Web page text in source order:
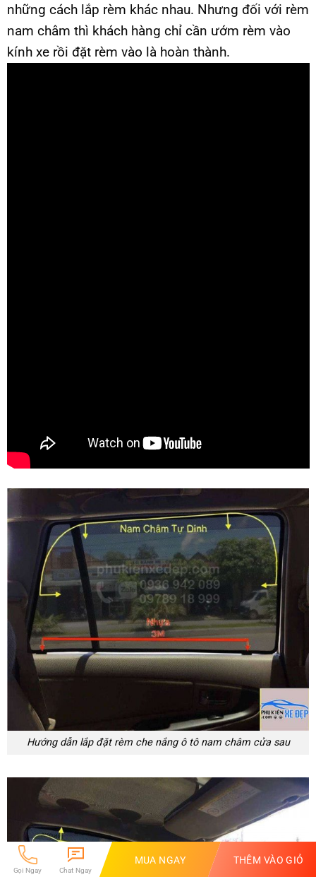
những cách lắp rèm khác nhau. Nhưng đối với rèm
nam châm thì khách hàng chỉ cần ướm rèm vào
kính xe rồi đặt rèm vào là hoàn thành.
Hướng dẫn lắp đặt rèm che nắng ô tô nam châm cửa sau
Gọi Ngay Chat Ngay
MUA NGAY THÊM VÀO GIỎ